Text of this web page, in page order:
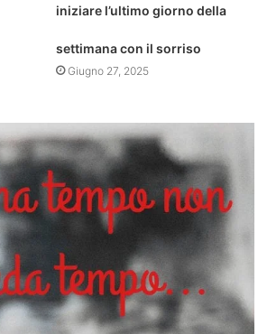
iniziare l’ultimo giorno della
settimana con il sorriso
Giugno 27, 2025